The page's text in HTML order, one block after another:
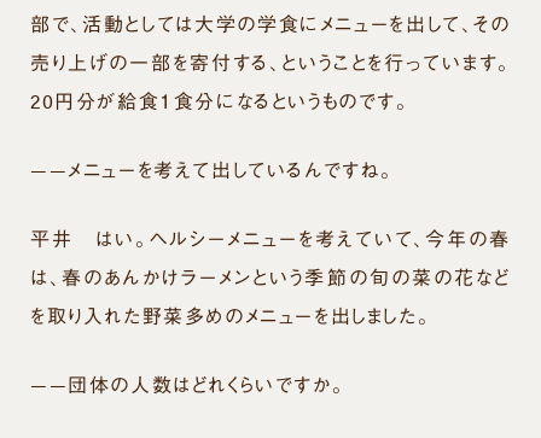
部で、活動としては大学の学食にメニューを出して、その
売り上げの一部を寄付する、ということを行っています。
20円分が給食１食分になるというものです。
——メニューを考えて出しているんですね。
平井
はい。ヘルシーメニューを考えていて、今年の春
は、春のあんかけラーメンという季節の旬の菜の花など
を取り入れた野菜多めのメニューを出しました。
——団体の人数はどれくらいですか。